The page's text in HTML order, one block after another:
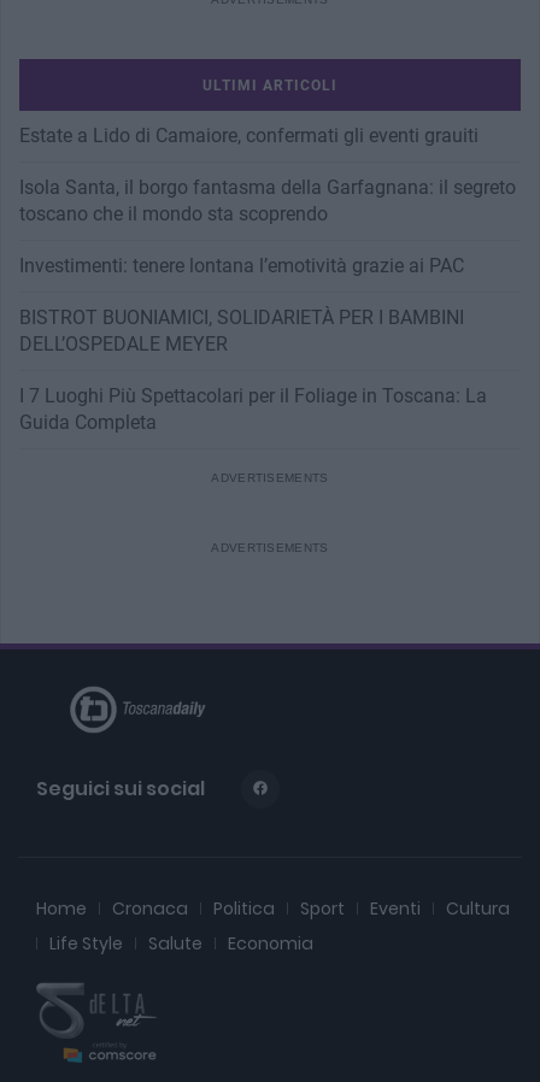
ULTIMI ARTICOLI
Estate a Lido di Camaiore, confermati gli eventi grauiti
Isola Santa, il borgo fantasma della Garfagnana: il segreto
toscano che il mondo sta scoprendo
Investimenti: tenere lontana l’emotività grazie ai PAC
BISTROT BUONIAMICI, SOLIDARIETÀ PER I BAMBINI
DELL’OSPEDALE MEYER
I 7 Luoghi Più Spettacolari per il Foliage in Toscana: La
Guida Completa
Seguici sui social
Home Cronaca Politica Sport Eventi
Cultura
Life Style
Salute Economia